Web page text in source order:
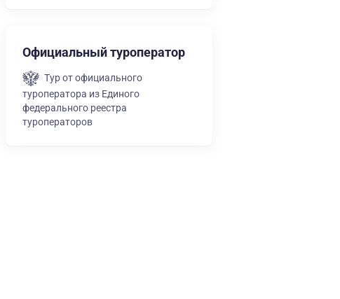
Официальный туроператор
Тур от официального
туроператора из Единого
федерального реестра
туроператоров